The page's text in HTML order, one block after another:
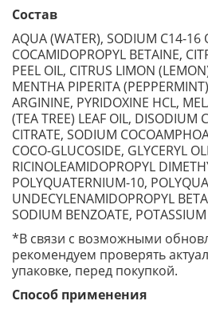
Состав
AQUA (WATER), SODIUM C14-16
COCAMIDOPROPYL BETAINE,
PEEL OIL, CITRUS LIMON
MENTHA PIPERITA
ARGININE, PYRIDOXINE HCL,
(TEA TREE) LEAF OIL, DISODIUM
CITRATE, SODIUM
COCO-GLUCOSIDE, GLYCERYL
RICINOLEAMIDOPROPYL
POLYQUATERNIUM-10,
UNDECYLENAMIDOPROPYL
SODIUM BENZOATE, POTASSIUM
*В связи с возможными
рекомендуем проверять
упаковке, перед покупкой.
Способ применения